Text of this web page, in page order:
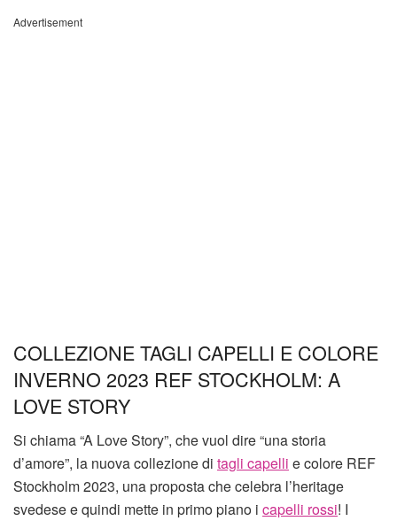
Advertisement
COLLEZIONE TAGLI CAPELLI E COLORE
INVERNO 2023 REF STOCKHOLM: A
LOVE STORY
Si chiama “A Love Story”, che vuol dire “una storia
d’amore”, la nuova collezione di tagli capelli e colore REF
Stockholm 2023, una proposta che celebra l’heritage
svedese e quindi mette in primo piano i capelli rossi! I